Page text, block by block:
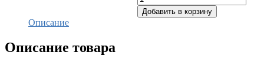
Добавить в корзину
Описание
Описание товара